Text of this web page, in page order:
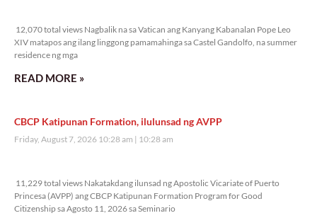
12,070 total views Nagbalik na sa Vatican ang Kanyang Kabanalan Pope Leo
XIV matapos ang ilang linggong pamamahinga sa Castel Gandolfo, na summer
residence ng mga
READ MORE »
CBCP Katipunan Formation, ilulunsad ng AVPP
Friday, August 7, 2026 10:28 am 10:28 am
11,229 total views Nakatakdang ilunsad ng Apostolic Vicariate of Puerto
Princesa (AVPP) ang CBCP Katipunan Formation Program for Good
Citizenship sa Agosto 11, 2026 sa Seminario